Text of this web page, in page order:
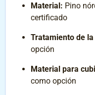
Material: Pino
certificado
Tratamiento de
opción
Material para
como opción